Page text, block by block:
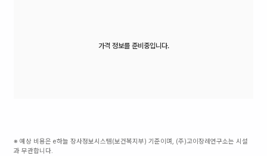
가격 정보를 준비중입니다.
※ 예상 비용은 e하늘 장사정보시스템(보건복지부) 기준이며, (주)고이장례연구소는 시설
과 무관합니다.